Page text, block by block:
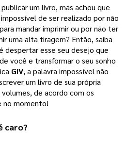
um livro, mas achou que
de ser realizado por não
mandar imprimir ou por não ter
uma alta tiragem? Então, saiba
despertar esse seu desejo que
você e transformar o seu sonho
GIV, a palavra impossível não
um livro de sua própria
de acordo com os
no momento!
caro?